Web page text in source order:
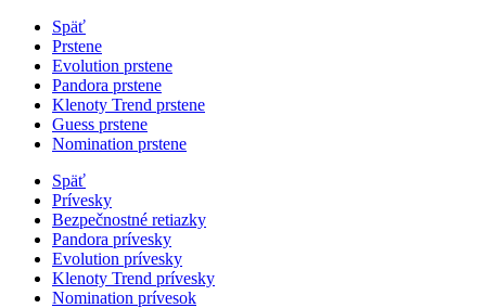
Späť
Prstene
Evolution prstene
Pandora prstene
Klenoty Trend prstene
Guess prstene
Nomination prstene
Späť
Prívesky
Bezpečnostné retiazky
Pandora prívesky
Evolution prívesky
Klenoty Trend prívesky
Nomination prívesok